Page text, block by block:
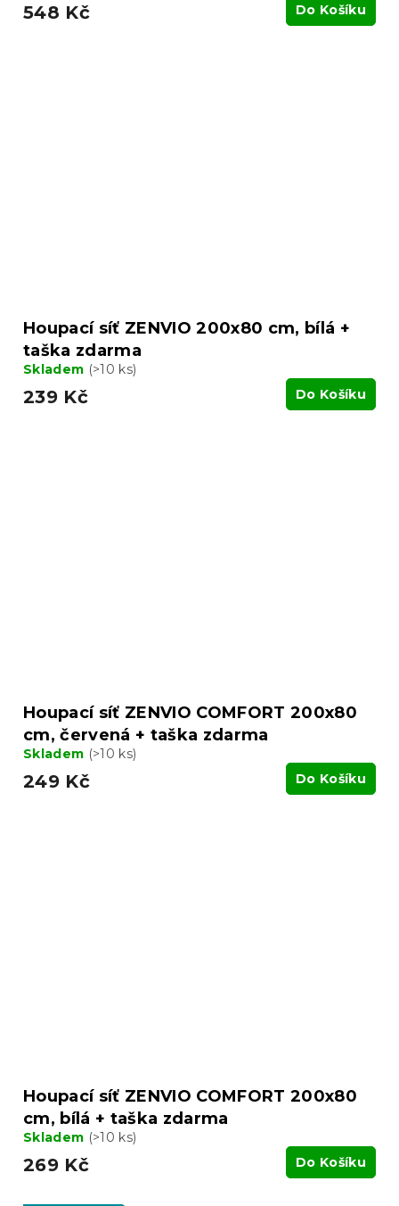
548 Kč Do Košíku
Houpací síť ZENVIO 200x80 cm, bílá +
taška zdarma
Skladem (>10 ks)
239 Kč Do Košíku
Houpací síť ZENVIO COMFORT 200x80
cm, červená + taška zdarma
Skladem (>10 ks)
249 Kč Do Košíku
Houpací síť ZENVIO COMFORT 200x80
cm, bílá + taška zdarma
Skladem (>10 ks)
269 Kč Do Košíku